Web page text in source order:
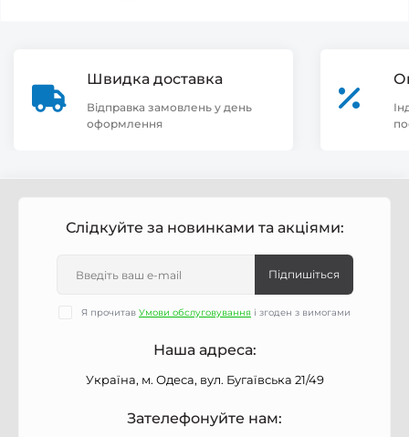
Швидка доставка
Відправка замовлень у день
оформлення
Слідкуйте за новинками та акціями:
Підпишіться
Я прочитав Умови обслуговування і згоден з вимогами
Наша адреса:
Україна, м. Одеса, вул. Бугаївська 21/49
Зателефонуйте нам: